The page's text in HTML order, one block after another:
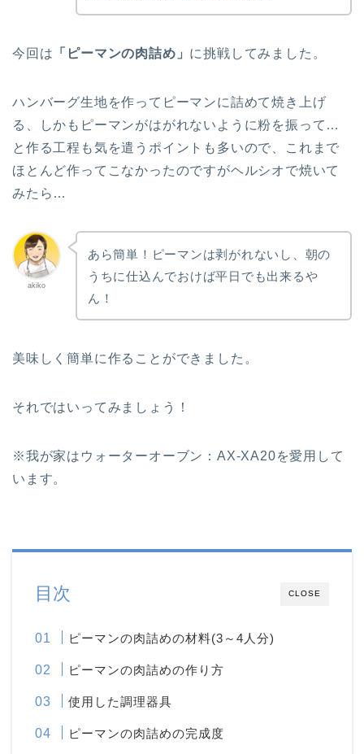
今回は 「ピーマンの肉詰め」 に挑戦してみました。
ハンバーグ生地を作ってピーマンに詰めて焼き上げ
る、しかもピーマンがはがれないように粉を振って…
と作る工程も気を遣うポイントも多いので、これまで
ほとんど作ってこなかったのですがヘルシオで焼いて
みたら…
akiko
あら簡単！ピーマンは剥がれないし、朝の
うちに仕込んでおけば平日でも出来るや
ん！
美味しく簡単に作ることができました。
それではいってみましょう！
※我が家はウォーターオーブン：AX-XA20を愛用して
います。
CLOSE
目次
ピーマンの肉詰めの材料(3～4人分)
ピーマンの肉詰めの作り方
使用した調理器具
ピーマンの肉詰めの完成度